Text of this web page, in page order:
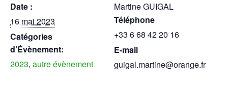
Date :
16 mai 2023
Catégories
d’Évènement:
2023, autre évènement
Martine GUIGAL
Téléphone
+33 6 68 42 20 16
E-mail
guigal.martine@orange.fr